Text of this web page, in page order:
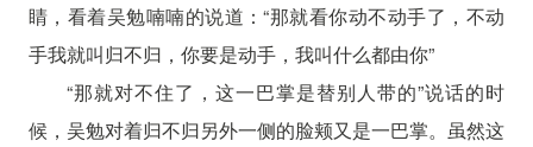
睛，看着吴勉喃喃的说道：“那就看你动不动手了，不动
手我就叫归不归，你要是动手，我叫什么都由你”
“那就对不住了，这一巴掌是替别人带的”说话的时
候，吴勉对着归不归另外一侧的脸颊又是一巴掌。虽然这